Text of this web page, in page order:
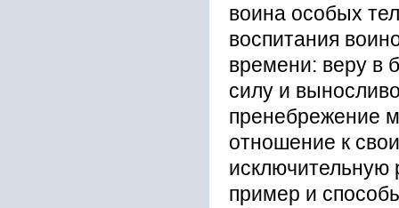
воина особых
воспитания
времени: веру в
силу и
пренебрежение
отношение к
исключительную
пример и